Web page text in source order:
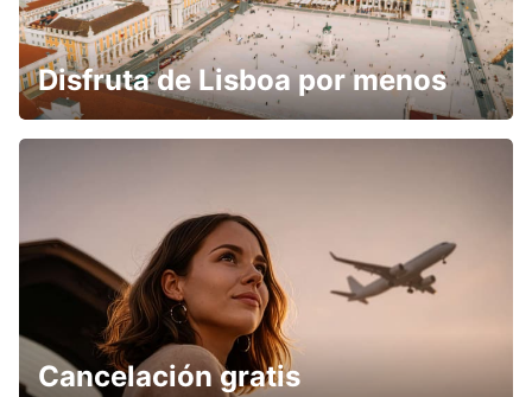
Disfruta de Lisboa por menos
Cancelación gratis